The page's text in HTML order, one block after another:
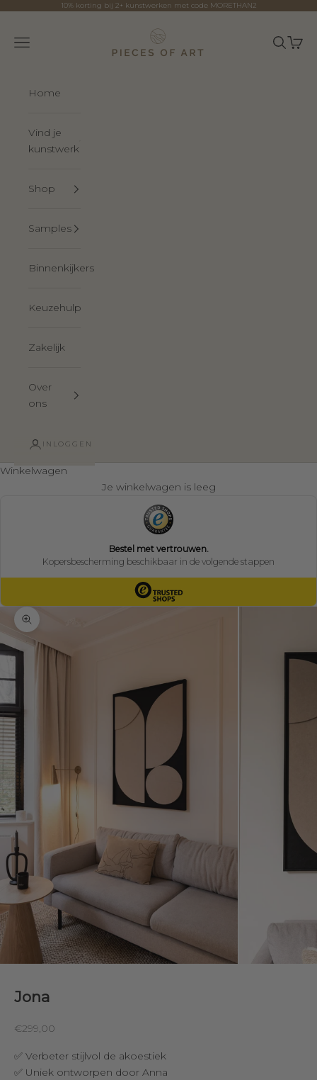
10% korting bij 2+ kunstwerken met code MORETHAN2
Pieces of Art
Navigatiemenu openen
Zoeken
Home
Vind je
kunstwerk
Shop
Samples
Binnenkijkers
Keuzehulp
Zakelijk
Over
ons
INLOGGEN
Winkelwagen
Je winkelwagen is leeg
In-/uitzoomen
Jona
Aanbiedingsprijs
€299,00
✅ Verbeter stijlvol de akoestiek
✅ Uniek ontworpen door Anna